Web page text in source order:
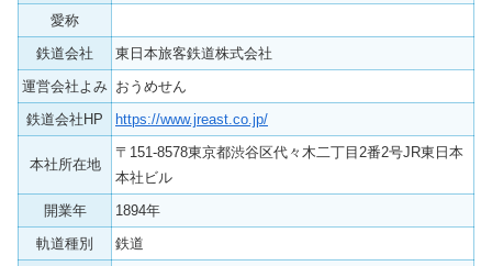
愛称
鉄道会社
東日本旅客鉄道株式会社
運営会社よみ おうめせん
鉄道会社HP
https://www.jreast.co.jp/
本社所在地
〒151-8578東京都渋谷区代々木二丁目2番2号JR東日本
本社ビル
開業年
1894年
軌道種別
鉄道